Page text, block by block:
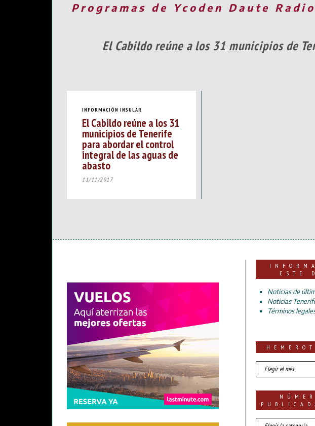
Programas de Ycoden Daute Radio
El Cabildo reúne a los 31 municipios de
INFORMACIÓN INSULAR
El Cabildo reúne a los 31
municipios de Tenerife
para abordar el control
integral de las aguas de
abasto
11/11/2017
ESTE
Noticias de
Noticias
Términos
HEMEROTECA
DE
número